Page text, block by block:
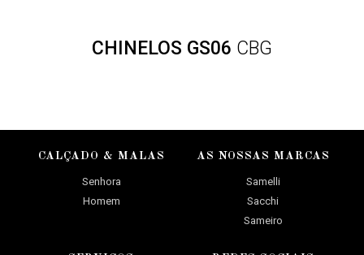
CHINELOS GS06 CBG
CALÇADO & MALAS
Senhora
Homem
AS NOSSAS MARCAS
Samelli
Sacchi
Sameiro